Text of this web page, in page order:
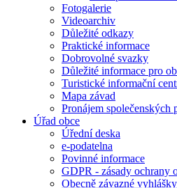
Fotogalerie
Videoarchiv
Důležité odkazy
Praktické informace
Dobrovolné svazky
Důležité informace pro
Turistické informační
Mapa závad
Pronájem společenských
Úřad obce
Úřední deska
e-podatelna
Povinné informace
GDPR - zásady ochrany
Obecně závazné